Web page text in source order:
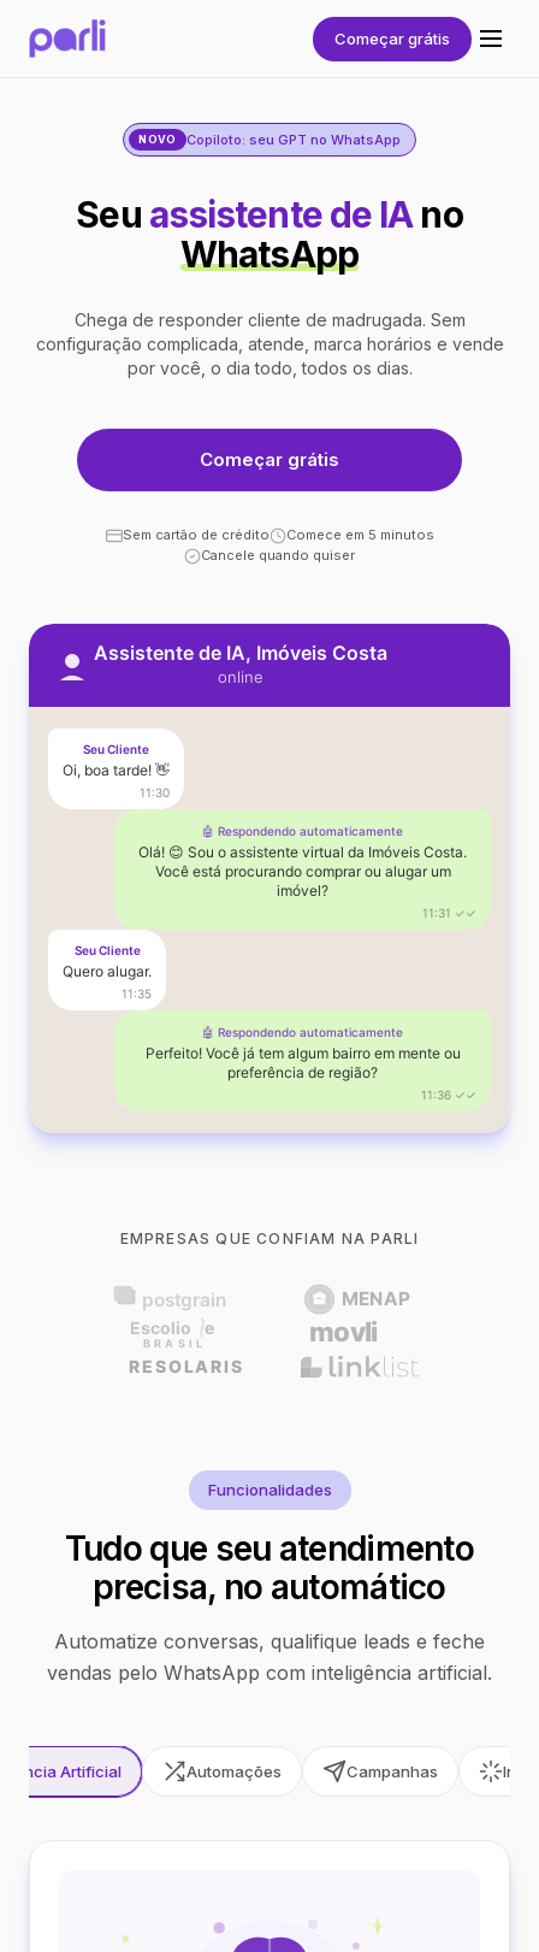
Começar grátis
NOVO Copiloto: seu GPT no WhatsApp
Seu assistente de IAno
WhatsApp
Chega de responder cliente de madrugada. Sem
configuração complicada, atende, marca horários e vende
por você, o dia todo, todos os dias.
Começar grátis
Sem cartão de crédito
Comece em 5 minutos
Cancele quando quiser
Assistente de IA, Imóveis Costa
online
Seu Cliente
Oi, boa tarde! 👋
11:30
🤖 Respondendo automaticamente
Olá! 😊 Sou o assistente virtual da Imóveis Costa.
Você está procurando comprar ou alugar um
imóvel?
11:31 ✓✓
Seu Cliente
Quero alugar.
11:35
🤖 Respondendo automaticamente
Perfeito! Você já tem algum bairro em mente ou
preferência de região?
11:36 ✓✓
EMPRESAS QUE CONFIAM NA PARLI
Funcionalidades
Tudo que seu atendimento
precisa, no automático
Automatize conversas, qualifique leads e feche
vendas pelo WhatsApp com inteligência artificial.
Artificial Automações Campanhas